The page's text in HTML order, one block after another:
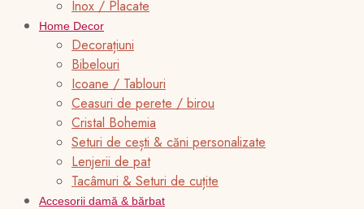
Inox / Placate
Home Decor
Decorațiuni
Bibelouri
Icoane / Tablouri
Ceasuri de perete / birou
Cristal Bohemia
Seturi de cești & căni personalizate
Lenjerii de pat
Tacâmuri & Seturi de cuțite
Accesorii damă & bărbat